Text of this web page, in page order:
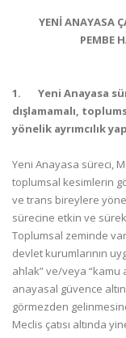
YENİ ANAYASA
PEMBE
1. Yeni Anayasa
dışlamamalı,
yönelik ayrımcılık
Yeni Anayasa süreci,
toplumsal kesimlerin
ve trans bireylere
sürecine etkin ve
Toplumsal zeminde
devlet kurumlarının
ahlak” ve/veya “kamu
anayasal güvence
görmezden
Meclis çatısı altında